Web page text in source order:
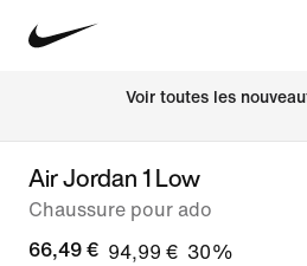
Voir toutes les
Air Jordan 1 Low
Chaussure pour ado
66,49 € 94,99 € 30%